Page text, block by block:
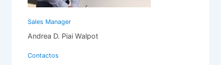
Sales Manager
Andrea D. Piai Walpot
Contactos